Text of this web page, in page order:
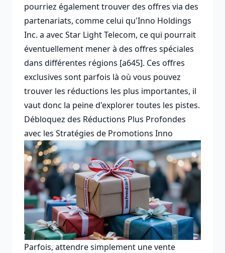
pourriez également trouver des offres via des
partenariats, comme celui qu'Inno Holdings
Inc. a avec Star Light Telecom, ce qui pourrait
éventuellement mener à des offres spéciales
dans différentes régions [a645]. Ces offres
exclusives sont parfois là où vous pouvez
trouver les réductions les plus importantes, il
vaut donc la peine d'explorer toutes les pistes.
Débloquez des Réductions Plus Profondes
avec les Stratégies de Promotions Inno
Parfois, attendre simplement une vente